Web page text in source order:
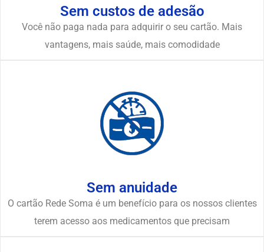
Sem custos de adesão
Você não paga nada para adquirir o seu cartão. Mais
vantagens, mais saúde, mais comodidade
Sem anuidade
O cartão Rede Soma é um benefício para os nossos clientes
terem acesso aos medicamentos que precisam